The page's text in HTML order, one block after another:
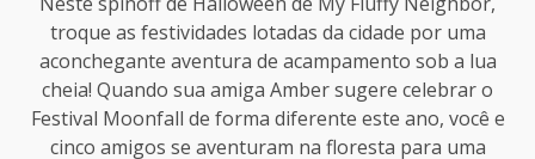
troque as festividades lotadas da cidade por uma
aconchegante aventura de acampamento sob a lua
cheia! Quando sua amiga Amber sugere celebrar o
Festival Moonfall de forma diferente este ano, você e
cinco amigos se aventuram na floresta para uma